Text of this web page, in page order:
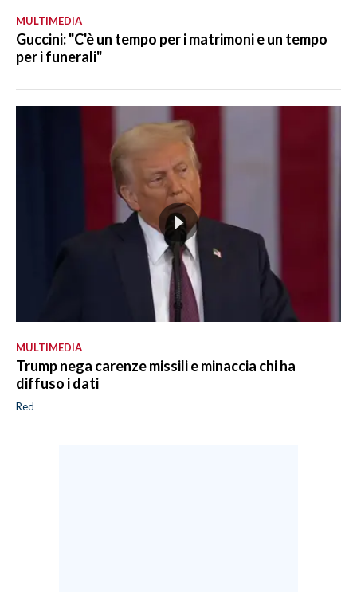
MULTIMEDIA
Guccini: "C'è un tempo per i matrimoni e un tempo
per i funerali"
MULTIMEDIA
Trump nega carenze missili e minaccia chi ha
diffuso i dati
Red